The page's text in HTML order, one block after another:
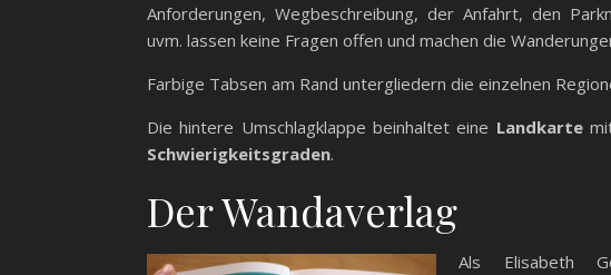
Anforderungen, Wegbeschreibung, der Anfahrt, den
uvm. lassen keine Fragen offen und machen die
Farbige Tabsen am Rand untergliedern die einzelnen
Die hintere Umschlagklappe beinhaltet eine Landkarte
Schwierigkeitsgraden.
Der Wandaverlag
Als Elisabeth